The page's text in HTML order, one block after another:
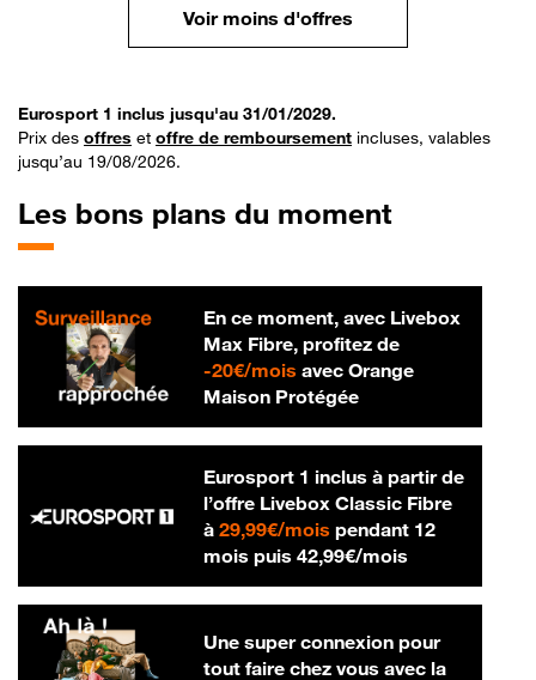
Voir moins d'offres
Eurosport 1 inclus jusqu'au 31/01/2029.
Prix des offres et offre de remboursement incluses, valables
jusqu’au 19/08/2026.
Les bons plans du moment
En ce moment, avec Livebox
Max Fibre, profitez de
-20€/mois20 € par mois
avec Orange
Maison Protégée
Eurosport 1 inclus à partir de
l’offre Livebox Classic Fibre
à 29,99€/mois29,99 € par mois
pendant 12
mois puis 42,99€/mois42,99 € par
Une super connexion pour
tout faire chez vous avec la